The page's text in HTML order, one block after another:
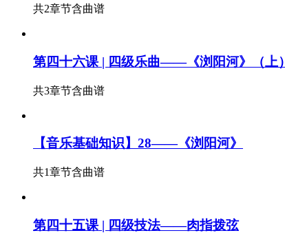
共2章节含曲谱
第四十六课 | 四级乐曲——《浏阳河》（上）
共3章节含曲谱
【音乐基础知识】28——《浏阳河》
共1章节含曲谱
第四十五课 | 四级技法——肉指拨弦